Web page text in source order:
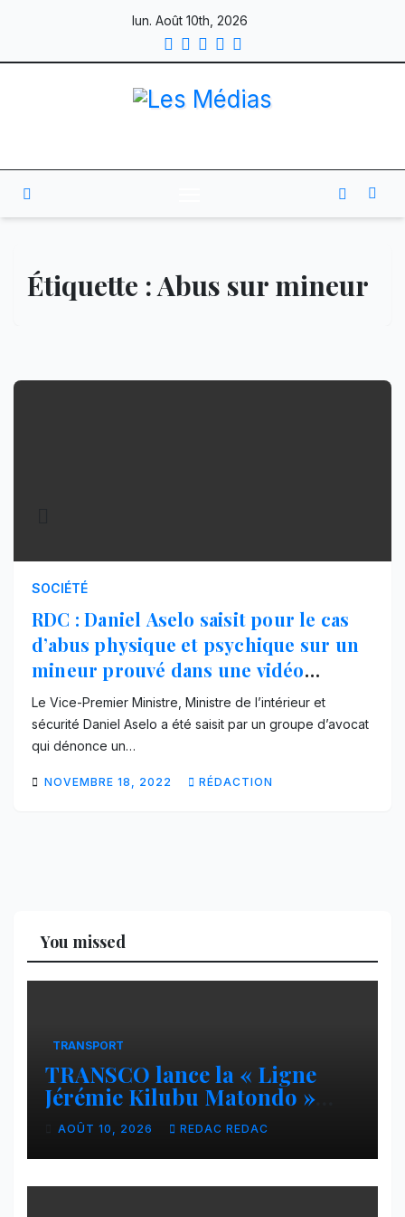
content
lun. Août 10th, 2026
Étiquette :Abus sur mineur
SOCIÉTÉ
RDC : Daniel Aselo saisit pour le cas
d’abus physique et psychique sur un
mineur prouvé dans une vidéo
devenue virale
Le Vice-Premier Ministre, Ministre de l’intérieur et
sécurité Daniel Aselo a été saisit par un groupe d’avocat
qui dénonce un…
NOVEMBRE 18, 2022 RÉDACTION
You missed
TRANSPORT
TRANSCO lance la « Ligne
Jérémie Kilubu Matondo »
entre Tshikapa et Tshamua
AOÛT 10, 2026 REDAC REDAC